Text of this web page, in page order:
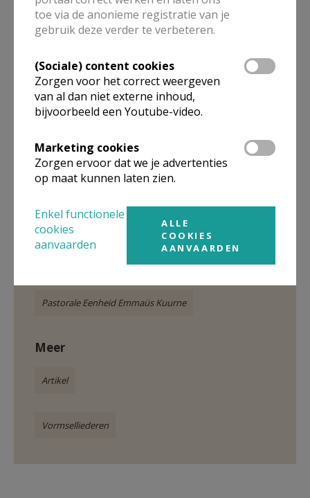
8. Walk in the light
Voor het correct weergeven van deze inhoud
dien je (sociale) content cookies te aanvaarden.
VERANDER MIJN
INSTELLINGEN
Gepubliceerd door
Pastorale Eenheid Emmaüs Kuurne
Meer
Artikel
Vormselliederen
toe via de anonieme registratie van je
gebruik deze verder te verbeteren.
(Sociale) content cookies
Zorgen voor het correct weergeven
van al dan niet externe inhoud,
bijvoorbeeld een Youtube-video.
Marketing cookies
Zorgen ervoor dat we je advertenties
op maat kunnen laten zien.
Enkel functionele
cookies
aanvaarden
ALLE
COOKIES
AANVAARDEN